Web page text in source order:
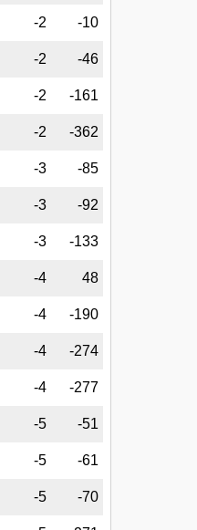
-2 -10
-2 -46
-2 -161
-2 -362
-3 -85
-3 -92
-3 -133
-4 48
-4 -190
-4 -274
-4 -277
-5 -51
-5 -61
-5 -70